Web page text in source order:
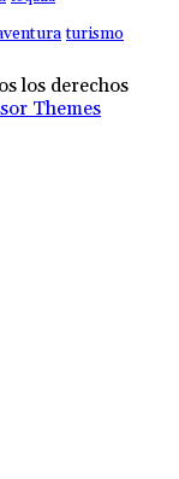
turismo
los derechos
Themes